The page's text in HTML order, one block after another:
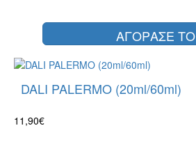
ΑΓΟΡΑΣΕ ΤΟ
DALI PALERMO (20ml/60ml)
11,90€